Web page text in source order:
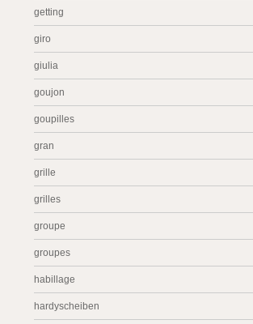
getting
giro
giulia
goujon
goupilles
gran
grille
grilles
groupe
groupes
habillage
hardyscheiben